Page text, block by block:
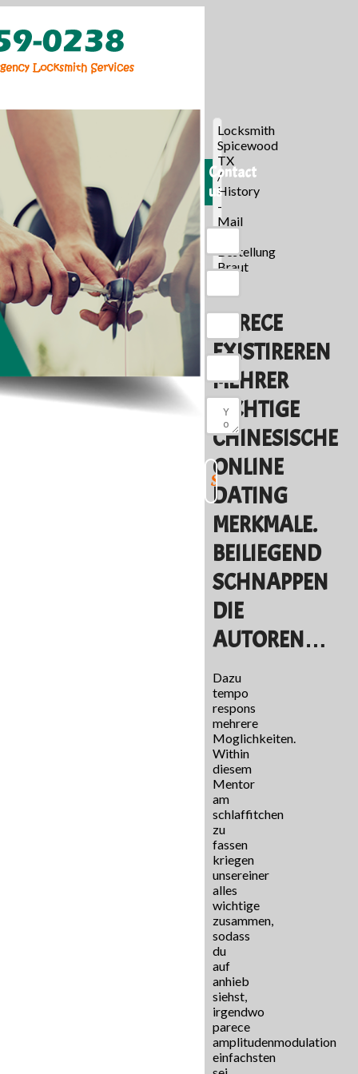
Locksmith
Spicewood
TX
/
History
-
Mail
Bestellung
Braut
PARECE
EXISTIREREN
MEHRER
RICHTIGE
CHINESISCHE
ONLINE
DATING
MERKMALE.
BEILIEGEND
SCHNAPPEN
DIE
AUTOREN…
Dazu
tempo
respons
mehrere
Moglichkeiten.
Within
diesem
Mentor
am
schlaffitchen
zu
fassen
kriegen
unsereiner
alles
wichtige
zusammen,
sodass
du
auf
anhieb
siehst,
irgendwo
parece
amplitudenmodulation
einfachsten
Contact
us